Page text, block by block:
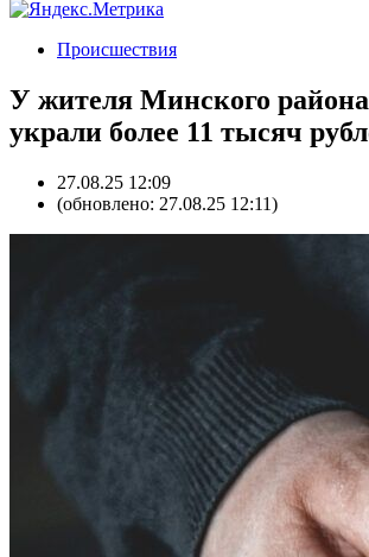
Происшествия
У жителя Минского
украли более 11 тысяч
27.08.25 12:09
(обновлено: 27.08.25 12:11)